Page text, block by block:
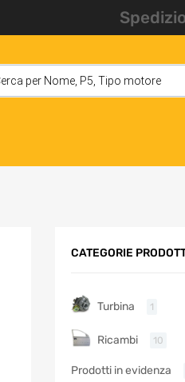
CATEGORIE
Turbina 1
Ricambi 10
Prodotti in evidenza